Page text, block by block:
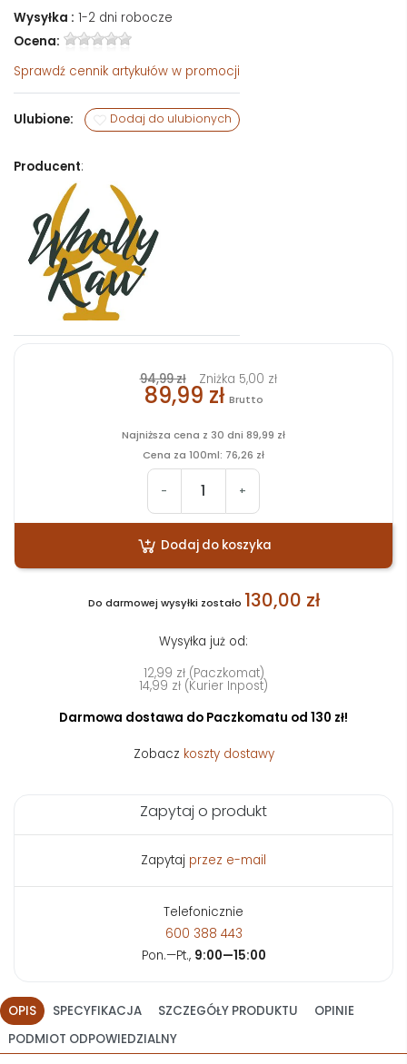
Wysyłka : 1-2 dni robocze
Ocena:
Sprawdź cennik artykułów w promocji
Ulubione: Dodaj do ulubionych
Producent:
94,99 zł Zniżka 5,00 zł
89,99 zł Brutto
Najniższa cena z 30 dni 89,99 zł
Cena za 100ml: 76,26 zł
- +
Dodaj do koszyka
Do darmowej wysyłki zostało 130,00 zł
Wysyłka już od:
12,99 zł (Paczkomat)
14,99 zł (Kurier Inpost)
Darmowa dostawa do Paczkomatu od 130 zł!
Zobacz koszty dostawy
Zapytaj o produkt
Zapytaj przez e-mail
Telefonicznie
600 388 443
Pon.—Pt., 9:00—15:00
OPIS SPECYFIKACJA SZCZEGÓŁY PRODUKTU
OPINIE
PODMIOT ODPOWIEDZIALNY